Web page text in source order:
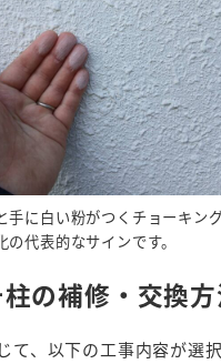
手に白い粉がつくチョーキン
の代表的なサインです。
の補修・交換
て、以下の工事内容が選